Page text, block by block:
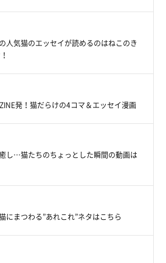
スケくん、コマちゃん
様子が綴られているので、ぜひ覗いて
ねこのきもち」「#ねこのきもち部」
写真・動画を紹介しています。
）
人気猫のエッセイが読めるのはねこのき
発！猫だらけの4コマ＆エッセイ漫画
し…猫たちのちょっとした瞬間の動画は
にまつわる”あれこれ”ネタはこちら